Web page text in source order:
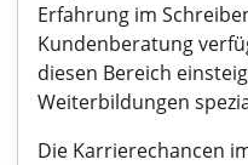
Erfahrung im
Kundenberatung
diesen Bereich
Weiterbildungen
Die Karrierechancen